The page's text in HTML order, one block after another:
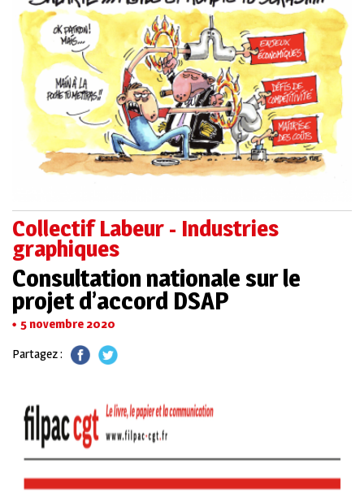
Collectif Labeur - Industries
graphiques
Consultation nationale sur le
projet d’accord DSAP
5 novembre 2020
Partagez :